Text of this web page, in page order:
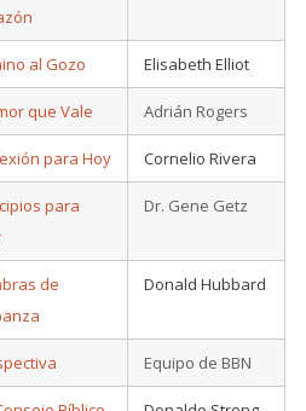
al Gozo Elisabeth Elliot
que Vale Adrián Rogers
para Hoy Cornelio Rivera
para
Dr. Gene Getz
de
Donald Hubbard
Equipo de BBN